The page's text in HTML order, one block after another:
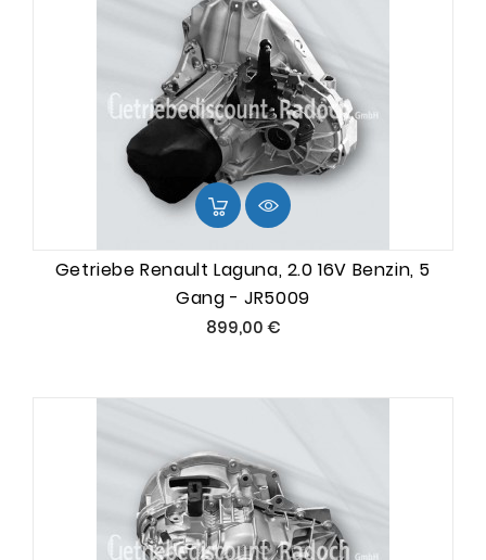
Getriebe Renault Laguna, 2.0 16V Benzin, 5
Gang - JR5009
899,00 €Preis